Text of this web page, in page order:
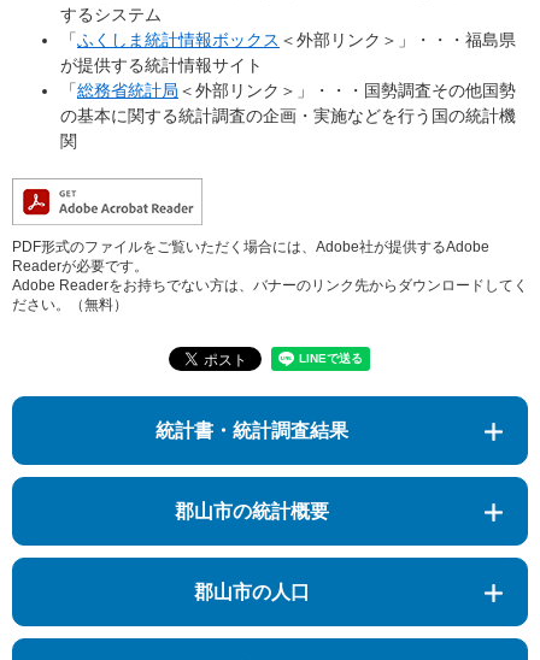
するシステム
「ふくしま統計情報ボックス ＜外部リンク＞ 」・・・福島県
が提供する統計情報サイト
「総務省統計局 ＜外部リンク＞ 」・・・国勢調査その他国勢
の基本に関する統計調査の企画・実施などを行う国の統計機
関
PDF形式のファイルをご覧いただく場合には、Adobe社が提供するAdobe
Readerが必要です。
Adobe Readerをお持ちでない方は、バナーのリンク先からダウンロードしてく
ださい。（無料）
統計書・統計調査結果
郡山市の統計概要
郡山市の人口